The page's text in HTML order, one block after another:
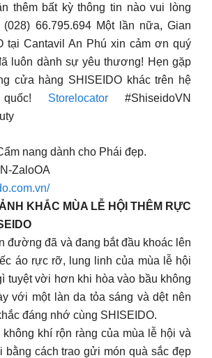
thêm bất kỳ thông tin nào vui lòng
(028) 66.795.694 Một lần nữa, Gian
tại Cantavil An Phú xin cảm ơn quý
luôn dành sự yêu thương! Hẹn gặp
cửa hàng SHISEIDO khác trên hệ
Storelocator#ShiseidoVN
nang dành cho Phái đẹp.
ZaloOA
KHẮC MÙA LỄ HỘI THÊM RỰC
đường đã và đang bắt đầu khoác lên
áo rực rỡ, lung linh của mùa lễ hội
tuyệt vời hơn khi hòa vào bầu không
với một làn da tỏa sáng và dệt nên
đáng nhớ cùng SHISEIDO.
khí rộn ràng của mùa lễ hội và
bằng cách trao gửi món quà sắc đẹp